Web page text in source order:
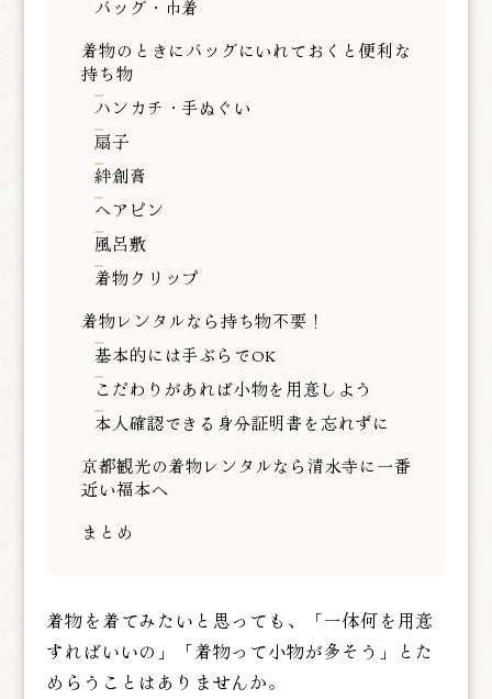
バッグ・巾着
着物のときにバッグにいれておくと便利な
持ち物
ハンカチ・手ぬぐい
扇子
絆創膏
ヘアピン
風呂敷
着物クリップ
着物レンタルなら持ち物不要！
基本的には手ぶらでOK
こだわりがあれば小物を用意しよう
本人確認できる身分証明書を忘れずに
京都観光の着物レンタルなら清水寺に一番
近い福本へ
まとめ
着物を着てみたいと思っても、「一体何を用意
すればいいの」「着物って小物が多そう」とた
めらうことはありませんか。